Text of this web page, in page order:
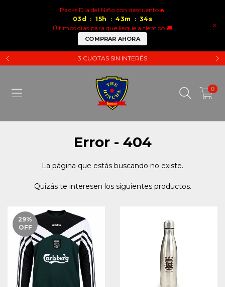
×
Packs Dia del Niño con descuento🔥
03 d : 15h : 43m : 34 s
Últimos días para que llegue a tiempo 🚚
COMPRAR AHORA
3 CUOTAS SIN INTERÉS
0
Error - 404
La página que estás buscando no existe.
Quizás te interesen los siguientes productos.
29%
OFF